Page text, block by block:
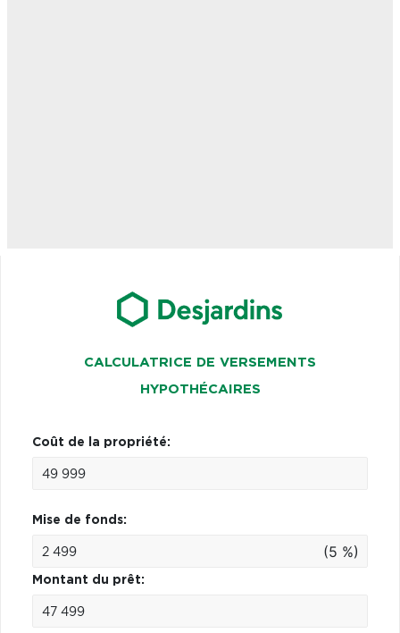
CALCULATRICE DE VERSEMENTS
HYPOTHÉCAIRES
Coût de la propriété:
Mise de fonds:
(5 %)
Montant du prêt: